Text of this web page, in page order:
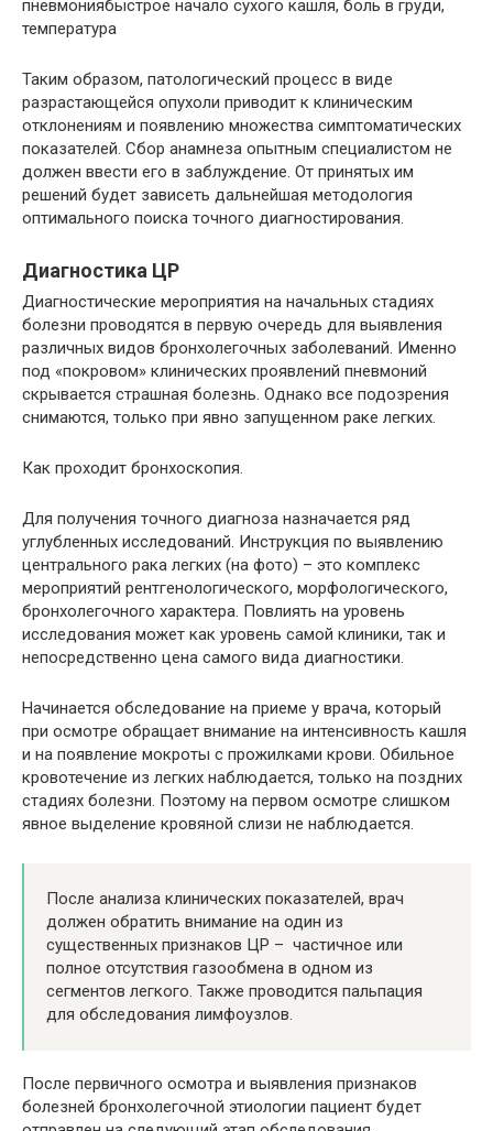
пневмониябыстрое начало сухого кашля, боль в груди,
температура
Таким образом, патологический процесс в виде
разрастающейся опухоли приводит к клиническим
отклонениям и появлению множества симптоматических
показателей. Сбор анамнеза опытным специалистом не
должен ввести его в заблуждение. От принятых им
решений будет зависеть дальнейшая методология
оптимального поиска точного диагностирования.
Диагностика ЦР
Диагностические мероприятия на начальных стадиях
болезни проводятся в первую очередь для выявления
различных видов бронхолегочных заболеваний. Именно
под «покровом» клинических проявлений пневмоний
скрывается страшная болезнь. Однако все подозрения
снимаются, только при явно запущенном раке легких.
Как проходит бронхоскопия.
Для получения точного диагноза назначается ряд
углубленных исследований. Инструкция по выявлению
центрального рака легких (на фото) – это комплекс
мероприятий рентгенологического, морфологического,
бронхолегочного характера. Повлиять на уровень
исследования может как уровень самой клиники, так и
непосредственно цена самого вида диагностики.
Начинается обследование на приеме у врача, который
при осмотре обращает внимание на интенсивность кашля
и на появление мокроты с прожилками крови. Обильное
кровотечение из легких наблюдается, только на поздних
стадиях болезни. Поэтому на первом осмотре слишком
явное выделение кровяной слизи не наблюдается.
После анализа клинических показателей, врач
должен обратить внимание на один из
существенных признаков ЦР – частичное или
полное отсутствия газообмена в одном из
сегментов легкого. Также проводится пальпация
для обследования лимфоузлов.
После первичного осмотра и выявления признаков
болезней бронхолегочной этиологии пациент будет